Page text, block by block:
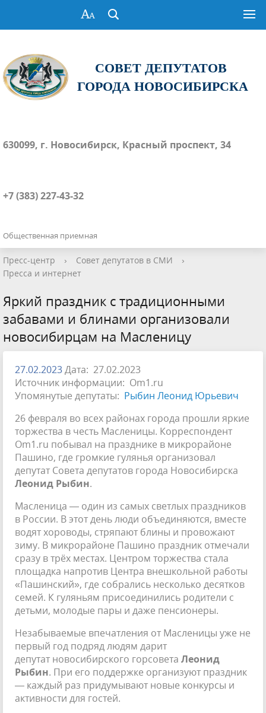
СОВЕТ ДЕПУТАТОВ
ГОРОДА НОВОСИБИРСКА
630099, г. Новосибирск, Красный проспект, 34
+7 (383) 227-43-32
Общественная приемная
Пресс-центр › Совет депутатов в СМИ
›
Пресса и интернет
Яркий праздник с традиционными
забавами и блинами организовали
новосибирцам на Масленицу
27.02.2023Дата: 27.02.2023
Источник информации: Om1.ru
Упомянутые депутаты: Рыбин Леонид Юрьевич
26 февраля во всех районах города прошли яркие
торжества в честь Масленицы. Корреспондент
Om1.ru побывал на празднике в микрорайоне
Пашино, где громкие гулянья организовал
депутат Совета депутатов города Новосибирска
Леонид Рыбин.
Масленица — один из самых светлых праздников
в России. В этот день люди объединяются, вместе
водят хороводы, стряпают блины и провожают
зиму. В микрорайоне Пашино праздник отмечали
сразу в трёх местах. Центром торжества стала
площадка напротив Центра внешкольной работы
«Пашинский», где собрались несколько десятков
семей. К гуляньям присоединились родители с
детьми, молодые пары и даже пенсионеры.
Незабываемые впечатления от Масленицы уже не
первый год подряд людям дарит
депутат новосибирского горсовета Леонид
Рыбин. При его поддержке организуют праздник
— каждый раз придумывают новые конкурсы и
активности для гостей.